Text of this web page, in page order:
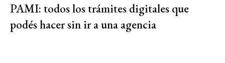
PAMI: todos los trámites digitales que
podés hacer sin ir a una agencia